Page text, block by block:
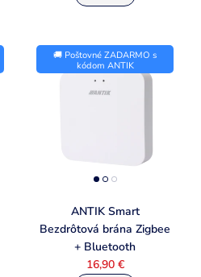
🚚 Poštovné ZADARMO s
kódom ANTIK
ANTIK Smart
Bezdrôtová brána Zigbee
+ Bluetooth
16,90 €